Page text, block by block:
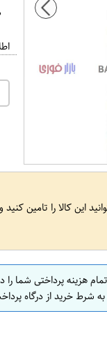
این کالا را تامین کنید
هزینه پرداختی
شرط خرید از درگاه